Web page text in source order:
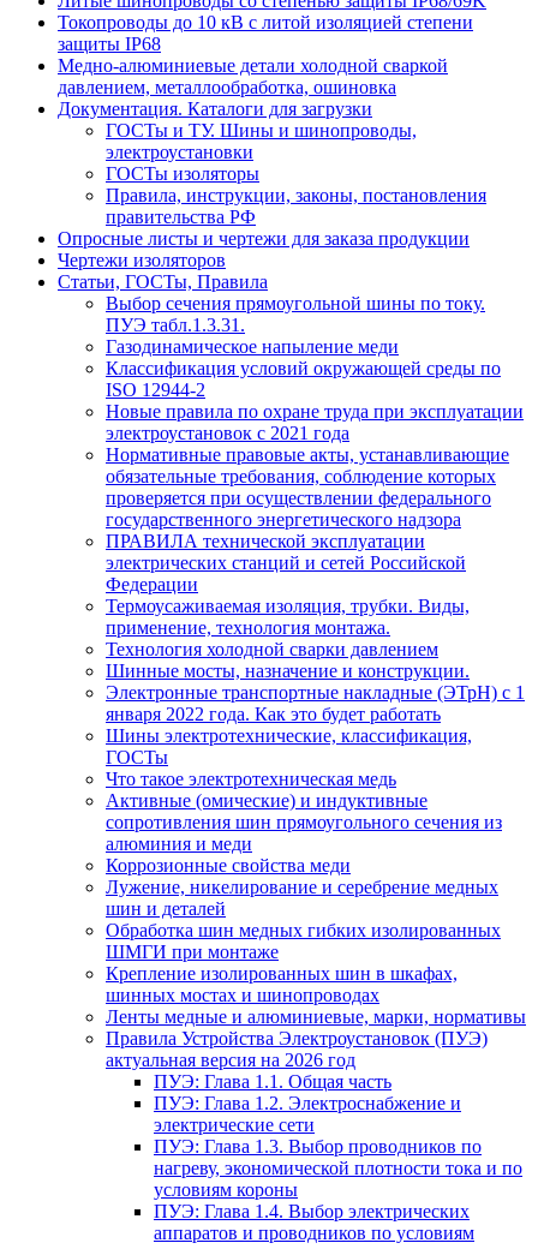
Токопроводы до 10 кВ с литой изоляцией степени
защиты IP68
Медно-алюминиевые детали холодной сваркой
давлением, металлообработка, ошиновка
Документация. Каталоги для загрузки
ГОСТы и ТУ. Шины и шинопроводы,
электроустановки
ГОСТы изоляторы
Правила, инструкции, законы, постановления
правительства РФ
Опросные листы и чертежи для заказа продукции
Чертежи изоляторов
Статьи, ГОСТы, Правила
Выбор сечения прямоугольной шины по току.
ПУЭ табл.1.3.31.
Газодинамическое напыление меди
Классификация условий окружающей среды по
ISO 12944-2
Новые правила по охране труда при эксплуатации
электроустановок с 2021 года
Нормативные правовые акты, устанавливающие
обязательные требования, соблюдение которых
проверяется при осуществлении федерального
государственного энергетического надзора
ПРАВИЛА технической эксплуатации
электрических станций и сетей Российской
Федерации
Термоусаживаемая изоляция, трубки. Виды,
применение, технология монтажа.
Технология холодной сварки давлением
Шинные мосты, назначение и конструкции.
Электронные транспортные накладные (ЭТрН) с 1
января 2022 года. Как это будет работать
Шины электротехнические, классификация,
ГОСТы
Что такое электротехническая медь
Активные (омические) и индуктивные
сопротивления шин прямоугольного сечения из
алюминия и меди
Коррозионные свойства меди
Лужение, никелирование и серебрение медных
шин и деталей
Обработка шин медных гибких изолированных
ШМГИ при монтаже
Крепление изолированных шин в шкафах,
шинных мостах и шинопроводах
Ленты медные и алюминиевые, марки, нормативы
Правила Устройства Электроустановок (ПУЭ)
актуальная версия на 2026 год
ПУЭ: Глава 1.1. Общая часть
ПУЭ: Глава 1.2. Электроснабжение и
электрические сети
ПУЭ: Глава 1.3. Выбор проводников по
нагреву, экономической плотности тока и по
условиям короны
ПУЭ: Глава 1.4. Выбор электрических
аппаратов и проводников по условиям